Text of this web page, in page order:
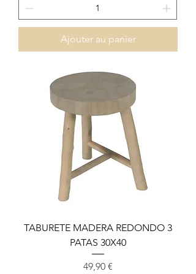
Ajouter au panier
TABURETE MADERA REDONDO 3
PATAS 30X40
Prix
49,90 €